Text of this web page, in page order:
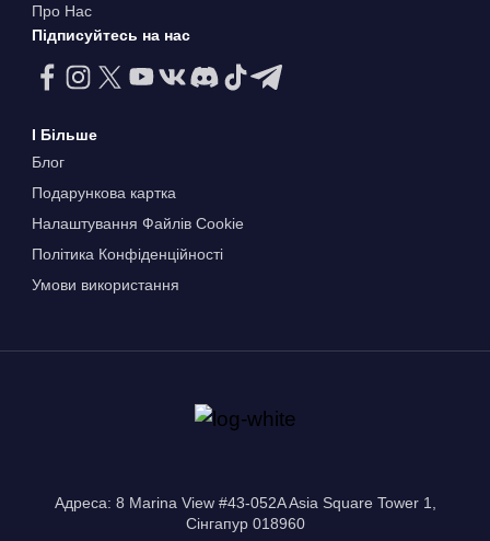
Про Нас
Підписуйтесь на нас
І Більше
Блог
Подарункова картка
Налаштування Файлів Сookie
Політика Конфіденційності
Умови використання
Адреса: 8 Marina View #43-052A Asia Square Tower 1,
Сінгапур 018960